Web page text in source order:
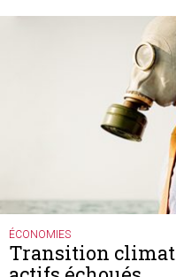
ÉCONOMIES
Transition